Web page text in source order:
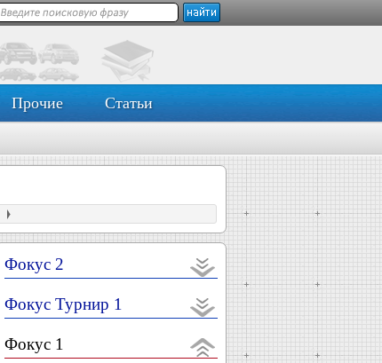
Прочие Статьи
Фокус 2
Фокус Турнир 1
Фокус 1